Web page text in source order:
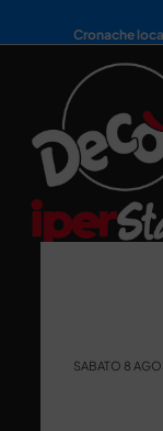
Cronache
SABATO 8